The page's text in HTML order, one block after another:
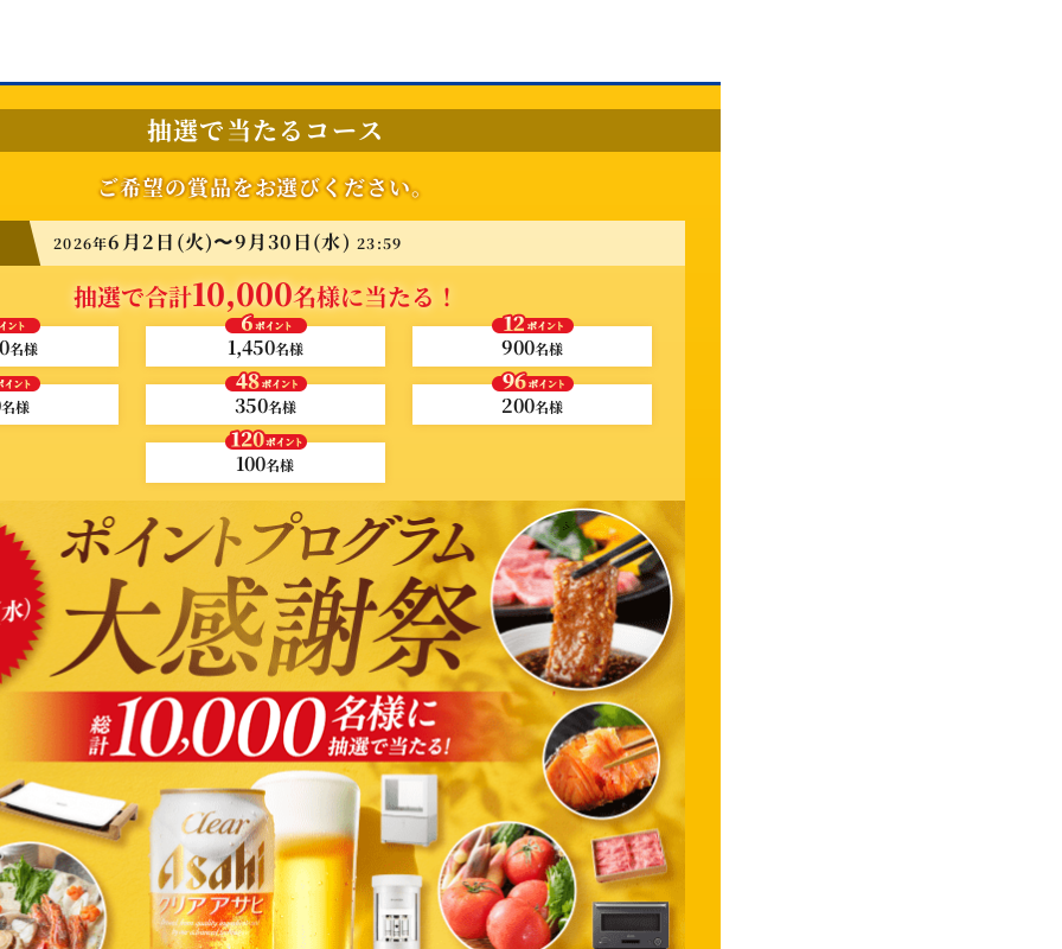
抽選で当たるコース
ご希望の賞品をお選びください。
2026年6月2日(火)〜9月30日(水) 23:59
抽選で合計10,000名様に当たる！
名様 1,450名様 900名様
名様 350名様 200名様
100名様